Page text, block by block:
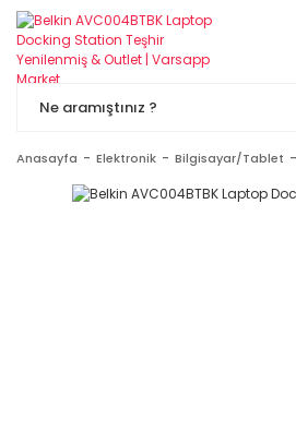
Anasayfa Elektronik Bilgisayar/Tablet